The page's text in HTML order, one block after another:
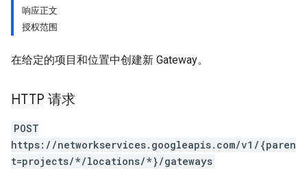
响应正文
授权范围
在给定的项目和位置中创建新 Gateway。
HTTP 请求
POST
https://networkservices.googleapis.com/v1/{paren
t=projects/*/locations/*}/gateways